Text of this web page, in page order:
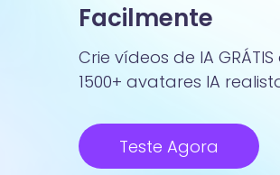
Facilmente
Crie vídeos de IA
1500+ avatares IA
Teste Agora